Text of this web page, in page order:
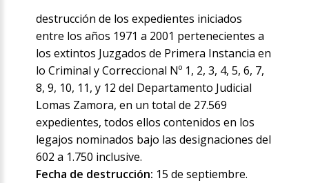
destrucción de los expedientes iniciados
entre los años 1971 a 2001 pertenecientes a
los extintos Juzgados de Primera Instancia en
lo Criminal y Correccional Nº 1, 2, 3, 4, 5, 6, 7,
8, 9, 10, 11, y 12 del Departamento Judicial
Lomas Zamora, en un total de 27.569
expedientes, todos ellos contenidos en los
legajos nominados bajo las designaciones del
602 a 1.750 inclusive.
Fecha de destrucción: 15 de septiembre.